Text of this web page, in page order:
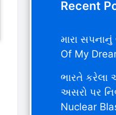
Recent
મારા
Of My
ભારતે કરેલા
અસરો પર
Nuclear